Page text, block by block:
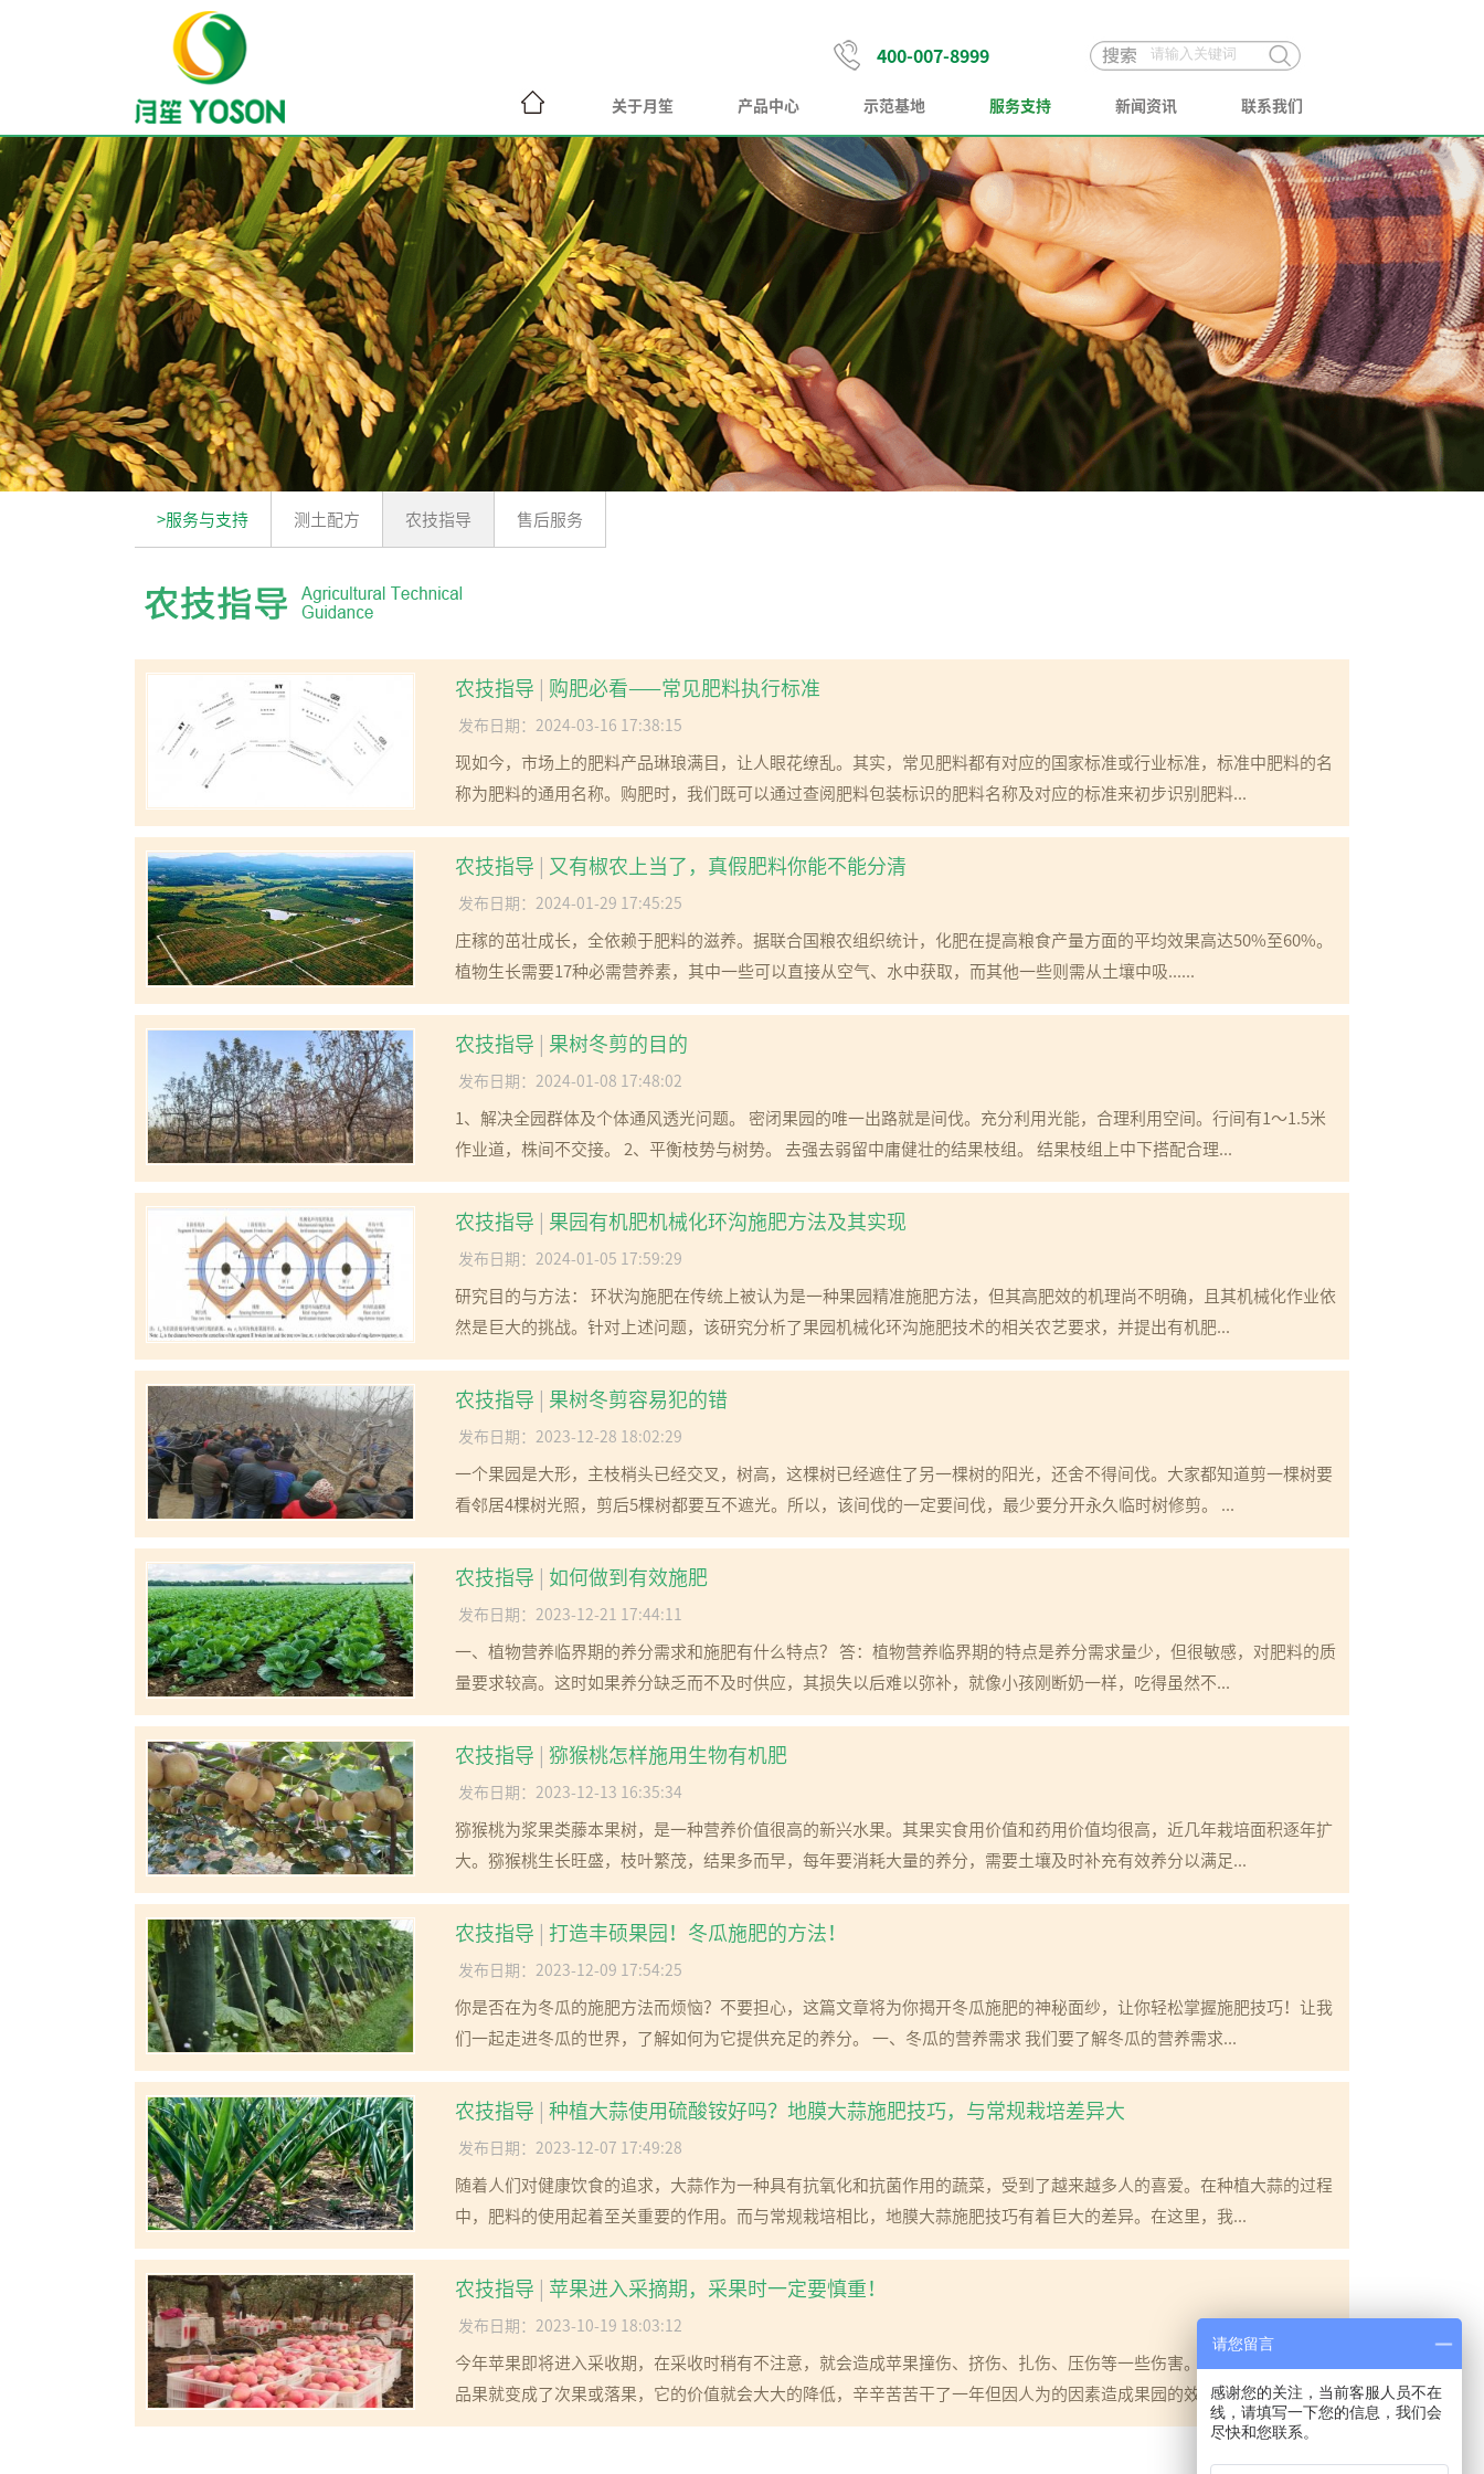
400-007-8999
关于月笙 产品中心 示范基地 服务支持 新闻资讯 联系我们
>服务与支持 测土配方 农技指导 售后服务
农技指导 | 购肥必看——常见肥料执行标准
发布日期：2024-03-16 17:38:15
现如今，市场上的肥料产品琳琅满目，让人眼花缭乱。其实，常见肥料都有对应的国家标准或行业标准，标准中肥料的名
称为肥料的通用名称。购肥时，我们既可以通过查阅肥料包装标识的肥料名称及对应的标准来初步识别肥料...
农技指导 | 又有椒农上当了，真假肥料你能不能分清
发布日期：2024-01-29 17:45:25
庄稼的茁壮成长，全依赖于肥料的滋养。据联合国粮农组织统计，化肥在提高粮食产量方面的平均效果高达50%至60%。
植物生长需要17种必需营养素，其中一些可以直接从空气、水中获取，而其他一些则需从土壤中吸......
农技指导 | 果树冬剪的目的
发布日期：2024-01-08 17:48:02
1、解决全园群体及个体通风透光问题。 密闭果园的唯一出路就是间伐。充分利用光能，合理利用空间。行间有1～1.5米
作业道，株间不交接。 2、平衡枝势与树势。 去强去弱留中庸健壮的结果枝组。 结果枝组上中下搭配合理...
农技指导 | 果园有机肥机械化环沟施肥方法及其实现
发布日期：2024-01-05 17:59:29
研究目的与方法： 环状沟施肥在传统上被认为是一种果园精准施肥方法，但其高肥效的机理尚不明确，且其机械化作业依
然是巨大的挑战。针对上述问题，该研究分析了果园机械化环沟施肥技术的相关农艺要求，并提出有机肥...
农技指导 | 果树冬剪容易犯的错
发布日期：2023-12-28 18:02:29
一个果园是大形，主枝梢头已经交叉，树高，这棵树已经遮住了另一棵树的阳光，还舍不得间伐。大家都知道剪一棵树要
看邻居4棵树光照，剪后5棵树都要互不遮光。所以，该间伐的一定要间伐，最少要分开永久临时树修剪。 ...
农技指导 | 如何做到有效施肥
发布日期：2023-12-21 17:44:11
一、植物营养临界期的养分需求和施肥有什么特点？ 答：植物营养临界期的特点是养分需求量少，但很敏感，对肥料的质
量要求较高。这时如果养分缺乏而不及时供应，其损失以后难以弥补，就像小孩刚断奶一样，吃得虽然不...
农技指导 | 猕猴桃怎样施用生物有机肥
发布日期：2023-12-13 16:35:34
猕猴桃为浆果类藤本果树，是一种营养价值很高的新兴水果。其果实食用价值和药用价值均很高，近几年栽培面积逐年扩
大。猕猴桃生长旺盛，枝叶繁茂，结果多而早，每年要消耗大量的养分，需要土壤及时补充有效养分以满足...
农技指导 | 打造丰硕果园！冬瓜施肥的方法！
发布日期：2023-12-09 17:54:25
你是否在为冬瓜的施肥方法而烦恼？不要担心，这篇文章将为你揭开冬瓜施肥的神秘面纱，让你轻松掌握施肥技巧！让我
们一起走进冬瓜的世界，了解如何为它提供充足的养分。 一、冬瓜的营养需求 我们要了解冬瓜的营养需求...
农技指导 | 种植大蒜使用硫酸铵好吗？地膜大蒜施肥技巧，与常规栽培差异大
发布日期：2023-12-07 17:49:28
随着人们对健康饮食的追求，大蒜作为一种具有抗氧化和抗菌作用的蔬菜，受到了越来越多人的喜爱。在种植大蒜的过程
中，肥料的使用起着至关重要的作用。而与常规栽培相比，地膜大蒜施肥技巧有着巨大的差异。在这里，我...
农技指导 | 苹果进入采摘期，采果时一定要慎重！
发布日期：2023-10-19 18:03:12
今年苹果即将进入采收期，在采收时稍有不注意，就会造成苹果撞伤、挤伤、扎伤、压伤等一些伤害。这样一个果子从商
品果就变成了次果或落果，它的价值就会大大的降低，辛辛苦苦干了一年但因人为的因素造成果园的效益降...
请您留言
感谢您的关注，当前客服人员不在
线，请填写一下您的信息，我们会
尽快和您联系。